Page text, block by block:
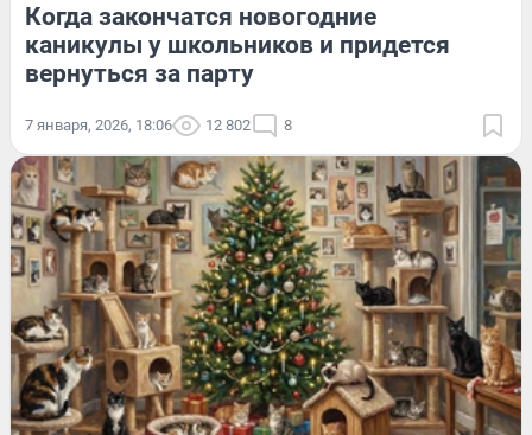
Когда закончатся новогодние
каникулы у школьников и придется
вернуться за парту
7 января, 2026, 18:06 12 802 8